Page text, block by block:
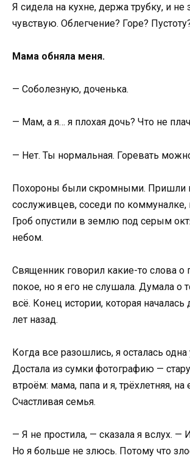
Я сидела на кухне, держа трубку, и не
чувствую. Облегчение? Горе?
Мама обняла меня.
— Соболезную, доченька.
— Мам, а я… я плохая дочь? Что не
— Нет. Ты нормальная. Горевать
Похороны были скромными. Пришли
сослуживцев, соседи по
Гроб опустили в землю под серым
небом.
Священник говорил какие-то слова о
покое, но я его не слушала. Думала о
всё. Конец истории, которая
лет назад.
Когда все разошлись, я осталась
Достала из сумки фотографию —
втроём: мама, папа и я, трёхлетняя, на
Счастливая семья.
— Я не простила, — сказала я вслух. —
Но я больше не злюсь. Потому что